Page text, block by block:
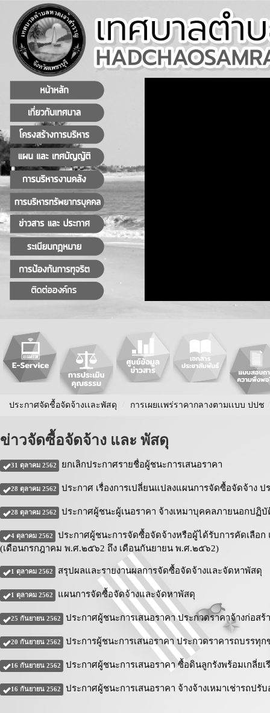
ประกาศจัดชื้อจัดจ้างเเละพัสดุ / การเผยเเพร่ราคากลางตามเเบบ ปปช /
ข่าวจัดซื้อจัดจ้าง และ พัสดุ
31 ตุลาคม 2562 ยกเลิกประกาศรายชื่อผู้ชนะการเสนอราคา
28 ตุลาคม 2562 ประกาศ เรื่องการเปลี่ยนแปลงแผนการจัดซื้อจัดจ้าง
28 ตุลาคม 2562 ประกาศผู้ชนะผู้เนอราคา จ้างเหมาบุคคลภายนอกปฏิบั
4 ตุลาคม 2562
ประกาศผู้ชนะการจัดซื้อจัดจ้างหรือผู้ได้รับการคัดเลือ
(เดือนกรกฎาคม พ.ศ.๒๕๖2 ถึง เดือนกันยายน พ.ศ.๒๕๖2)
1 ตุลาคม 2562 สรุปผลและรายงานผลการจัดซื้อจัดจ้างและจัดหาพัสดุ
1 ตุลาคม 2562 แผนการจัดซื้อจัดจ้างและจัดหาพัสดุ
25 กันยายน 2562 ประกาศผู้ชนะการเสนอราคา ประกวดราคาจ้างก่อส
20 กันยายน 2562 ประการผู้ชนะการเสนอราคา ประกวดราคารถบรรทุ
16 กันยายน 2562 ประกาศผู้ชนะการเสนอราคา ซื้อดินลูกรังพร้อมเกลี่ย
16 กันยายน 2562 ประกาศผู้ชนะการเสนอราคา จ้างจ้างเหมาเช่ารถป